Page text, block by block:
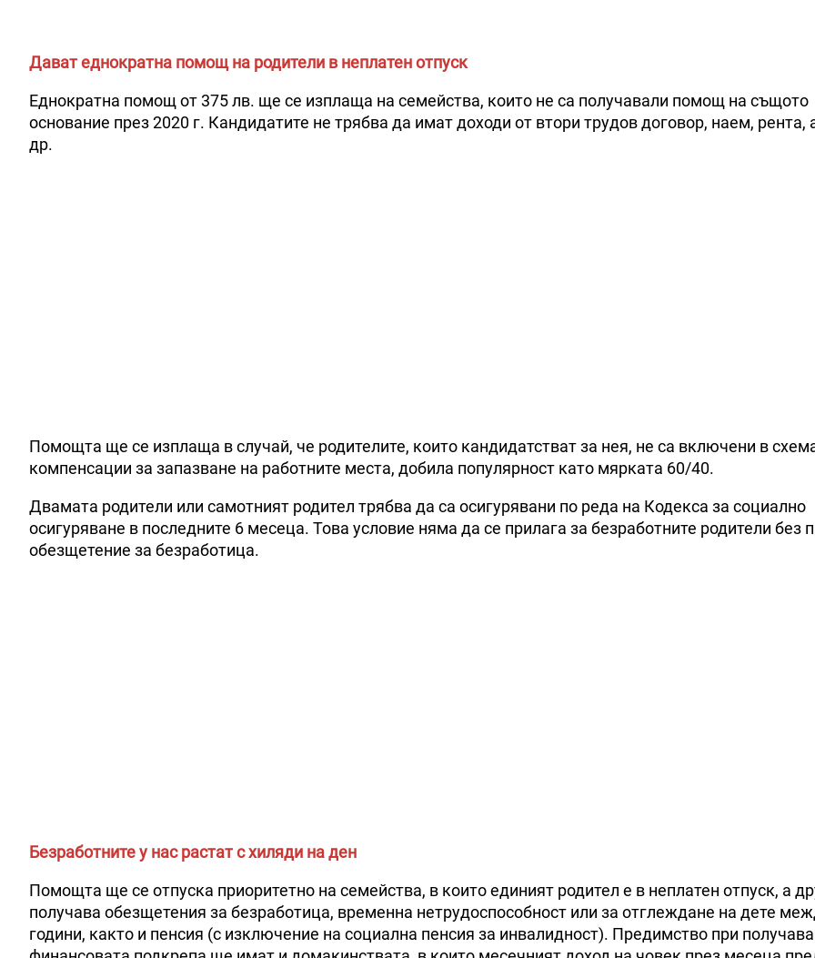
Дават еднократна помощ на родители в неплатен отпуск
Еднократна помощ от 375 лв. ще се изплаща на семейства, които не са получавали помощ на същото
основание през 2020 г. Кандидатите не трябва да имат доходи от втори трудов договор, наем, рента,
др.
Помощта ще се изплаща в случай, че родителите, които кандидатстват за нея, не са включени в
компенсации за запазване на работните места, добила популярност като мярката 60/40.
Двамата родители или самотният родител трябва да са осигурявани по реда на Кодекса за социално
осигуряване в последните 6 месеца. Това условие няма да се прилага за безработните родители без
обезщетение за безработица.
Безработните у нас растат с хиляди на ден
Помощта ще се отпуска приоритетно на семейства, в които единият родител е в неплатен отпуск, а
получава обезщетения за безработица, временна нетрудоспособност или за отглеждане на дете
години, както и пенсия (с изключение на социална пенсия за инвалидност). Предимство при